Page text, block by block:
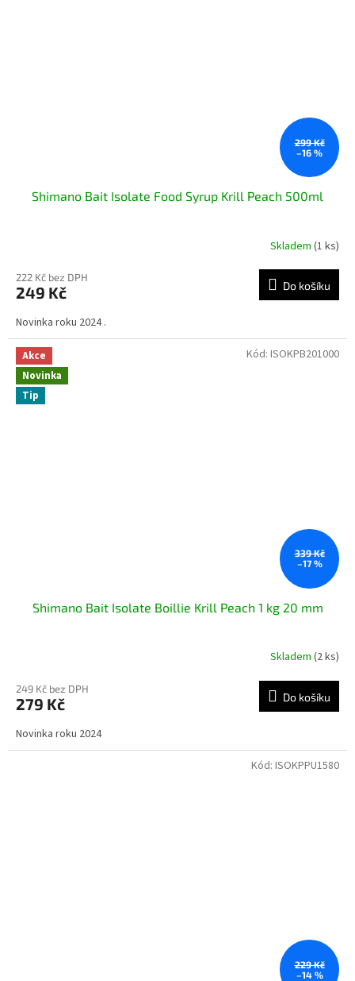
299 Kč
–16 %
Shimano Bait Isolate Food Syrup Krill Peach 500ml
Skladem (1 ks)
222 Kč bez DPH
249 Kč Do košíku
Novinka roku 2024 .
Akce
Novinka
Tip
339 Kč
–17 %
Shimano Bait Isolate Boillie Krill Peach 1 kg 20 mm
Skladem (2 ks)
249 Kč bez DPH
279 Kč Do košíku
Novinka roku 2024
Kód: ISOKPB201000
229 Kč
–14 %
Kód: ISOKPPU1580